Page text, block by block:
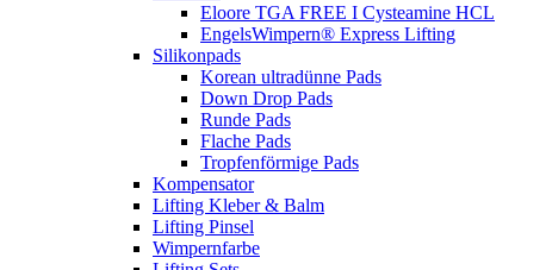
Eloore TGA FREE I Cysteamine HCL
EngelsWimpern® Express Lifting
Silikonpads
Korean ultradünne Pads
Down Drop Pads
Runde Pads
Flache Pads
Tropfenförmige Pads
Kompensator
Lifting Kleber & Balm
Lifting Pinsel
Wimpernfarbe